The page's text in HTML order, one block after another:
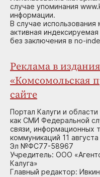
случае упоминания
информации.
В случае использования
активная
без заключения в no-
Реклама в
«Комсомольская
сайте
Портал Калуги и
как СМИ Федеральной
связи, информационных
коммуникаций 11
Эл №ФС77-58967
Учредитель: ООО
Калуга»
Главный редактор: